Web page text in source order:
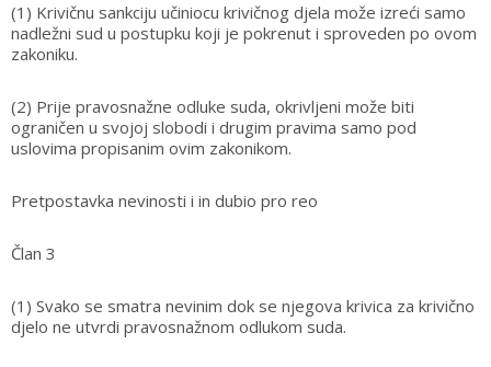
(1) Krivičnu sankciju učiniocu krivičnog djela može izreći samo
nadležni sud u postupku koji je pokrenut i sproveden po ovom
zakoniku.
(2) Prije pravosnažne odluke suda, okrivljeni može biti
ograničen u svojoj slobodi i drugim pravima samo pod
uslovima propisanim ovim zakonikom.
Pretpostavka nevinosti i in dubio pro reo
Član 3
(1) Svako se smatra nevinim dok se njegova krivica za krivično
djelo ne utvrdi pravosnažnom odlukom suda.